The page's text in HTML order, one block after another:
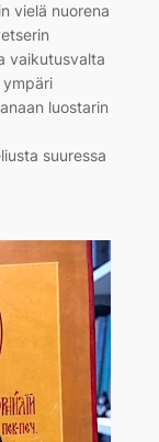
vielä nuorena
vaikutusvalta
ympäri
luostarin
suuressa